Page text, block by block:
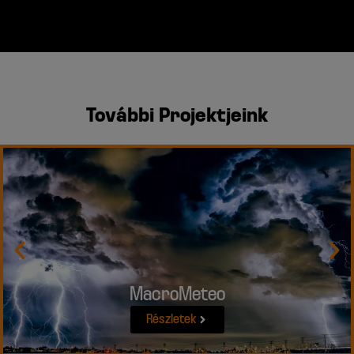
További Projektjeink
MacroMeteo
Részletek